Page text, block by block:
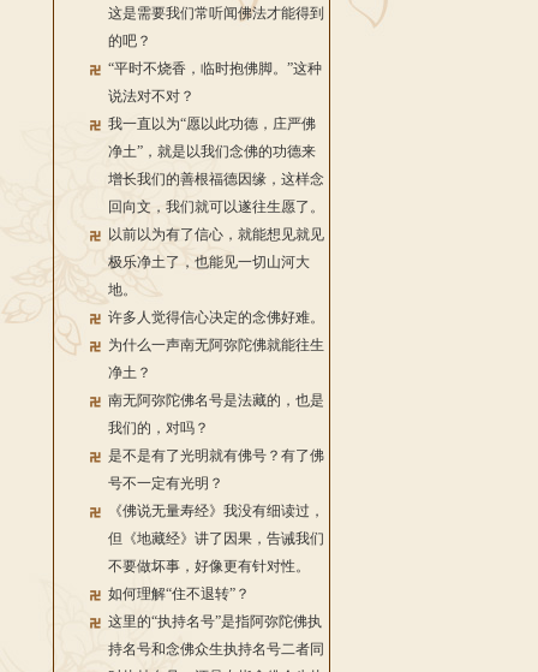
这是需要我们常听闻佛法才能得到
的吧？
“平时不烧香，临时抱佛脚。”这种
说法对不对？
我一直以为“愿以此功德，庄严佛
净土”，就是以我们念佛的功德来
增长我们的善根福德因缘，这样念
回向文，我们就可以遂往生愿了。
以前以为有了信心，就能想见就见
极乐净土了，也能见一切山河大
地。
许多人觉得信心决定的念佛好难。
为什么一声南无阿弥陀佛就能往生
净土？
南无阿弥陀佛名号是法藏的，也是
我们的，对吗？
是不是有了光明就有佛号？有了佛
号不一定有光明？
《佛说无量寿经》我没有细读过，
但《地藏经》讲了因果，告诫我们
不要做坏事，好像更有针对性。
如何理解“住不退转”？
这里的“执持名号”是指阿弥陀佛执
持名号和念佛众生执持名号二者同